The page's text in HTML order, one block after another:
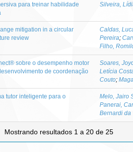
para treinar habilidade
Silveira,
mitigation in a circular
review
Caldas,
Pereira;
Filho,
sobre o desempenho motor
de coordenação
Soares,
Letícia
Couto;
tutor inteligente para o
Melo, Jairo
Panerai,
Bernardi da
Mostrando resultados 1 a 20 de 25